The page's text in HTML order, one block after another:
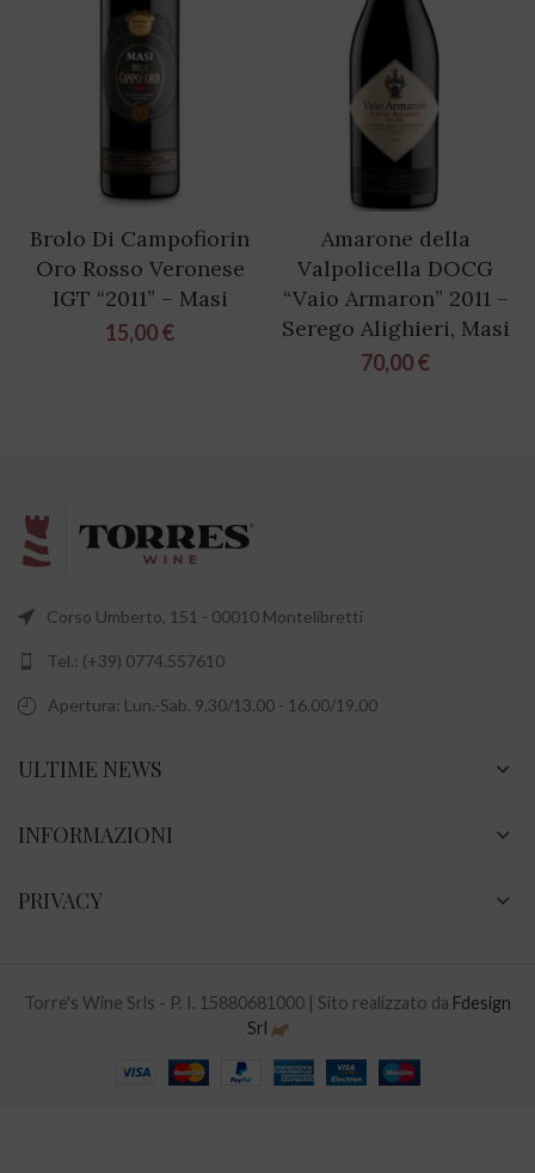
Brolo Di Campofiorin
Oro Rosso Veronese
IGT “2011” – Masi
15,00€
Amarone della
Valpolicella DOCG
“Vaio Armaron” 2011 –
Serego Alighieri, Masi
70,00€
Corso Umberto, 151 - 00010 Montelibretti
Tel.: (+39) 0774.557610
Apertura: Lun.-Sab. 9.30/13.00 - 16.00/19.00
ULTIME NEWS
INFORMAZIONI
PRIVACY
Torre's Wine Srls - P. I. 15880681000 | Sito realizzato da Fdesign
Srl